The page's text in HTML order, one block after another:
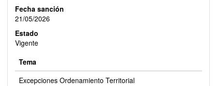
Fecha sanción
21/05/2026
Estado
Vigente
Tema
Excepciones Ordenamiento Territorial